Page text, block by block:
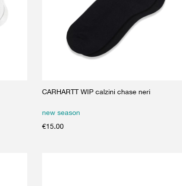
CARHARTT WIP calzini chase neri
new season
€15.00